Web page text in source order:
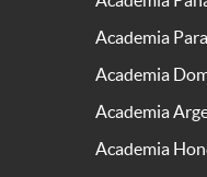
Academia
Academia
Academia
Academia